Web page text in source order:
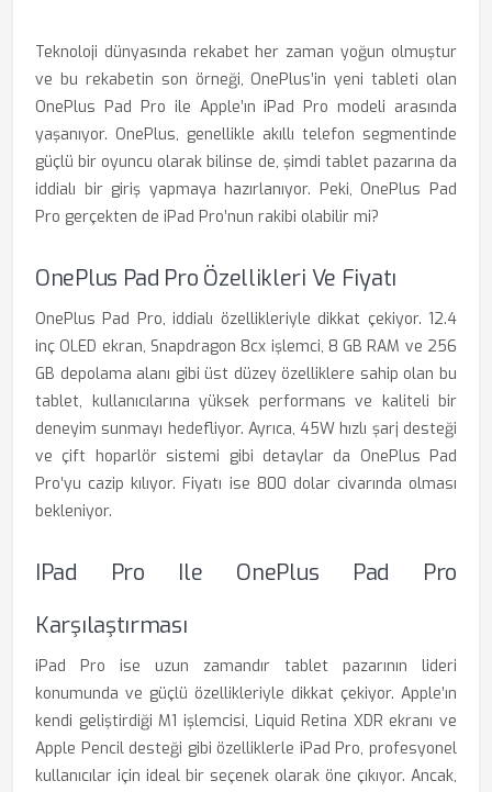
Teknoloji dünyasında rekabet her zaman yoğun olmuştur
ve bu rekabetin son örneği, OnePlus’in yeni tableti olan
OnePlus Pad Pro ile Apple’ın iPad Pro modeli arasında
yaşanıyor. OnePlus, genellikle akıllı telefon segmentinde
güçlü bir oyuncu olarak bilinse de, şimdi tablet pazarına da
iddialı bir giriş yapmaya hazırlanıyor. Peki, OnePlus Pad
Pro gerçekten de iPad Pro’nun rakibi olabilir mi?
OnePlus Pad Pro Özellikleri Ve Fiyatı
OnePlus Pad Pro, iddialı özellikleriyle dikkat çekiyor. 12.4
inç OLED ekran, Snapdragon 8cx işlemci, 8 GB RAM ve 256
GB depolama alanı gibi üst düzey özelliklere sahip olan bu
tablet, kullanıcılarına yüksek performans ve kaliteli bir
deneyim sunmayı hedefliyor. Ayrıca, 45W hızlı şarj desteği
ve çift hoparlör sistemi gibi detaylar da OnePlus Pad
Pro’yu cazip kılıyor. Fiyatı ise 800 dolar civarında olması
bekleniyor.
IPad Pro Ile OnePlus Pad Pro
Karşılaştırması
iPad Pro ise uzun zamandır tablet pazarının lideri
konumunda ve güçlü özellikleriyle dikkat çekiyor. Apple’ın
kendi geliştirdiği M1 işlemcisi, Liquid Retina XDR ekranı ve
Apple Pencil desteği gibi özelliklerle iPad Pro, profesyonel
kullanıcılar için ideal bir seçenek olarak öne çıkıyor. Ancak,